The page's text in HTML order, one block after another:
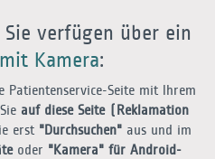
Sie verfügen über ein
Kamera:
Patientenservice-Seite mit Ihrem
auf diese Seite (Reklamation
erst "Durchsuchen" aus und im
oder "Kamera" für Android-